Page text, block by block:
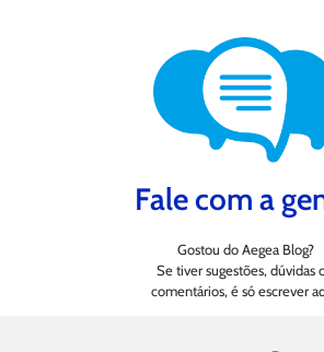
Fale com a
Gostou do Aegea Blog?
Se tiver sugestões, dúvidas
comentários, é só escrever